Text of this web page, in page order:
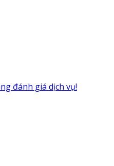
đánh giá dịch vụ!